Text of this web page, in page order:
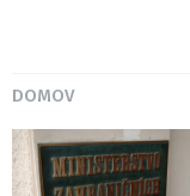
DOMOV